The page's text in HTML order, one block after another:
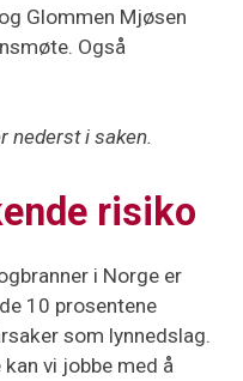
Glommen Mjøsen
Også
nederst i saken.
risiko
i Norge er
10 prosentene
som lynnedslag.
vi jobbe med å